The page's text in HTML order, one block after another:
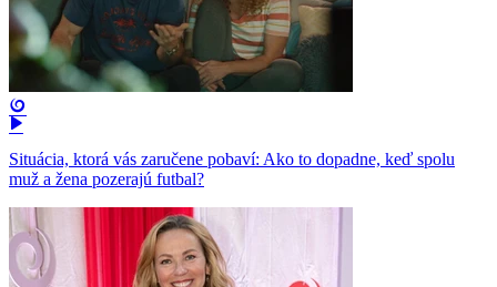
Situácia, ktorá vás zaručene pobaví: Ako to dopadne, keď spolu
muž a žena pozerajú futbal?